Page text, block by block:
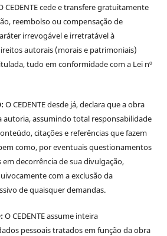
CEDENTE cede e transfere gratuitamente
reembolso ou compensação de
irrevogável e irretratável à
autorais (morais e patrimoniais)
tudo em conformidade com a Lei nº
O CEDENTE desde já, declara que a obra
autoria, assumindo total responsabilidade
citações e referências que fazem
como, por eventuais questionamentos
decorrência de sua divulgação,
com a exclusão da
de quaisquer demandas.
O CEDENTE assume inteira
pessoais tratados em função da obra